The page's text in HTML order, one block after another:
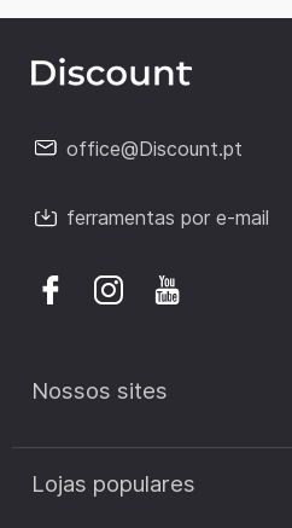
office@Discount.pt
ferramentas por e-mail
Nossos sites
discount.pt
discount.sk
Lojas populares